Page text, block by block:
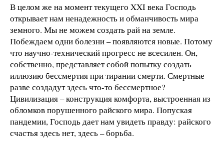
В целом же на момент текущего XXI века Господь
открывает нам ненадежность и обманчивость мира
земного. Мы не можем создать рай на земле.
Побеждаем одни болезни – появляются новые. Потому
что научно-технический прогресс не всесилен. Он,
собственно, представляет собой попытку создать
иллюзию бессмертия при тирании смерти. Смертные
разве создадут здесь что-то бессмертное?
Цивилизация – конструкция комфорта, выстроенная из
обломков порушенного райского мира. Попуская
пандемии, Господь дает нам увидеть правду: райского
счастья здесь нет, здесь – борьба.